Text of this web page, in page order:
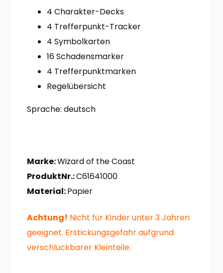
4 Charakter-Decks
4 Trefferpunkt-Tracker
4 Symbolkarten
16 Schadensmarker
4 Trefferpunktmarken
Regelübersicht
Sprache: deutsch
Marke:Wizard of the Coast
ProduktNr.:C61641000
Material:Papier
Achtung! Nicht für Kinder unter 3 Jahren
geeignet. Erstickungsgefahr aufgrund
verschluckbarer Kleinteile.